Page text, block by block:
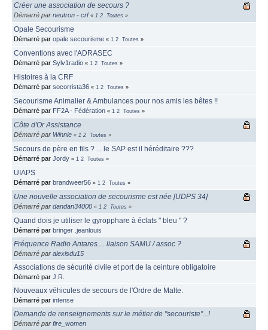
Créer une association de secours ?
Démarré par neutron - crf « 1 2 Toutes »
Opale Secourisme
Démarré par opale secourisme « 1 2 Toutes »
Conventions avec l'ADRASEC
Démarré par Sylv1radio « 1 2 Toutes »
Histoires à la CRF
Démarré par socorrista36 « 1 2 Toutes »
Secourisme Animalier & Ambulances pour nos amis les bêtes !!
Démarré par FF2A - Fédération « 1 2 Toutes »
Côte d'Or Assistance
Démarré par Winnie « 1 2 Toutes »
Secours de père en fils ? ... le SAP est il héréditaire ???
Démarré par Jordy « 1 2 Toutes »
UIAPS
Démarré par brandweer56 « 1 2 Toutes »
Une nouvelle association de secourisme est née [UDPS 34]
Démarré par dandan34000 « 1 2 Toutes »
Quand dois je utiliser le gyropphare à éclats " bleu " ?
Démarré par bringer .jeanlouis
Fréquence Radio Antares.... liaison SAMU / assoc ?
Démarré par alexisdu15
Associations de sécurité civile et port de la ceinture obligatoire
Démarré par J.R.
Nouveaux véhicules de secours de l'Ordre de Malte.
Démarré par intense
Demande de renseignements sur le métier de "secouriste"...!
Démarré par fire_women